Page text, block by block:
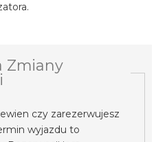
Zmiany
czy zarezerwujesz
wyjazdu to